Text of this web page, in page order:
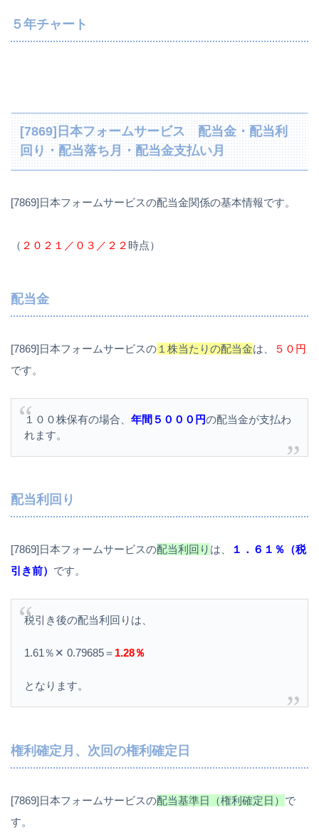
５年チャート
[7869]日本フォームサービス 配当金・配当利
回り・配当落ち月・配当金支払い月
[7869]日本フォームサービスの配当金関係の基本情報です。
（ ２０２１／０３／２２時点）
配当金
[7869]日本フォームサービスの １株当たりの配当金は、
５０円
です。
１００株保有の場合、 年間５０００円の配当金が支払わ
れます。
配当利回り
[7869]日本フォームサービスの配当利回り は、
１．６１％（税
引き前） です。
税引き後の配当利回りは、
1.61％✕ 0.79685＝ 1.28％
となります。
権利確定月、次回の権利確定日
[7869]日本フォームサービスの配当基準日（権利確定日） で
す。